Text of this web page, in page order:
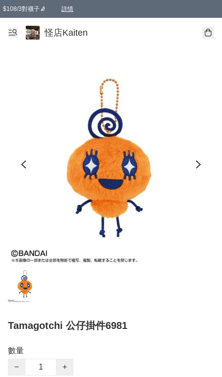
$108/3對襪子🧦 詳情
卡通傘☂️2把8折
購物滿 HKD 650.00即享免運費優惠！（適用於 本地送貨、本地取貨 )
怪店Kaiten
Tamagotchi 公仔掛件6981
數量
−
+